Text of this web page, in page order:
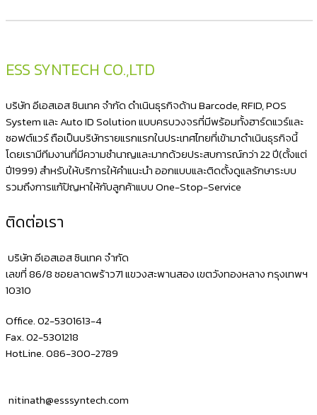
จาก
ด้วย
เครื่องพิมพ์
ใบ
เสร็จ
Epson
ผ่าน
ESS SYNTECH CO.,LTD
บริษัท อีเอสเอส ซินเทค จำกัด ดำเนินธุรกิจด้าน Barcode, RFID, POS
System และ Auto ID Solution แบบครบวงจรที่มีพร้อมทั้งฮาร์ดแวร์และ
ซอฟต์แวร์ ถือเป็นบริษัทรายแรกแรกในประเทศไทยที่เข้ามาดำเนินธุรกิจนี้
โดยเรามีทีมงานที่มีความชำนาญและมากด้วยประสบการณ์กว่า 22 ปี(ตั้งแต่
ปี1999) สำหรับให้บริการให้คำแนะนำ ออกแบบและติดตั้งดูแลรักษาระบบ
รวมถึงการแก้ปัญหาให้กับลูกค้าแบบ One-Stop-Service
ติดต่อเรา
บริษัท อีเอสเอส ซินเทค จำกัด
เลขที่ 86/8 ซอยลาดพร้าว71 แขวงสะพานสอง เขตวังทองหลาง กรุงเทพฯ
10310
Office. 02-5301613-4
Fax. 02-5301218
HotLine. 086-300-2789
nitinath@esssyntech.com